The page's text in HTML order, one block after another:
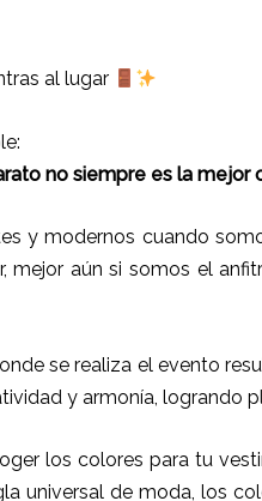
al lugar
no siempre es la mejor
y modernos cuando
mejor aún si somos el
se realiza el evento
y armonía, logrando
los colores para tu
universal de moda, los